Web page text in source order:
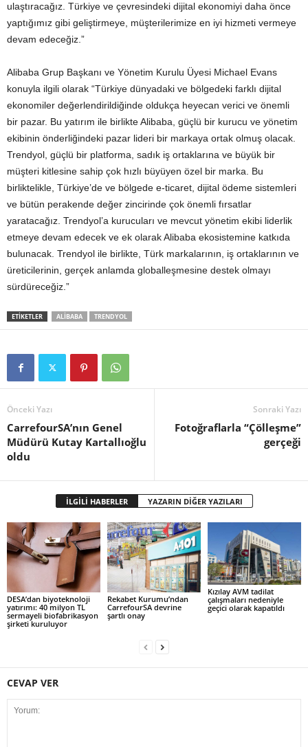
ulaştıracağız. Türkiye ve çevresindeki dijital ekonomiyi daha önce
yaptığımız gibi geliştirmeye, müşterilerimize en iyi hizmeti vermeye
devam edeceğiz.”
Alibaba Grup Başkanı ve Yönetim Kurulu Üyesi Michael Evans
konuyla ilgili olarak “Türkiye dünyadaki ve bölgedeki farklı dijital
ekonomiler değerlendirildiğinde oldukça heyecan verici ve önemli
bir pazar. Bu yatırım ile birlikte Alibaba, güçlü bir kurucu ve yönetim
ekibinin önderliğindeki pazar lideri bir markaya ortak olmuş olacak.
Trendyol, güçlü bir platforma, sadık iş ortaklarına ve büyük bir
müşteri kitlesine sahip çok hızlı büyüyen özel bir marka. Bu
birliktelikle, Türkiye’de ve bölgede e-ticaret, dijital ödeme sistemleri
ve bütün perakende değer zincirinde çok önemli fırsatlar
yaratacağız. Trendyol’a kurucuları ve mevcut yönetim ekibi liderlik
etmeye devam edecek ve ek olarak Alibaba ekosistemine katkıda
bulunacak. Trendyol ile birlikte, Türk markalarının, iş ortaklarının ve
üreticilerinin, gerçek anlamda globalleşmesine destek olmayı
sürdüreceğiz.”
ETİKETLER ALIBABA TRENDYOL
Önceki Yazı
CarrefourSA’nın Genel
Müdürü Kutay Kartallıoğlu
oldu
Sonraki Yazı
Fotoğraflarla “Çölleşme”
gerçeği
İLGİLİ HABERLER YAZARIN DİĞER YAZILARI
DESA’dan biyoteknoloji
yatırımı: 40 milyon TL
sermayeli biofabrikasyon
şirketi kuruluyor
Rekabet Kurumu’ndan
CarrefourSA devrine
şartlı onay
Kızılay AVM tadilat
çalışmaları nedeniyle
geçici olarak kapatıldı
CEVAP VER